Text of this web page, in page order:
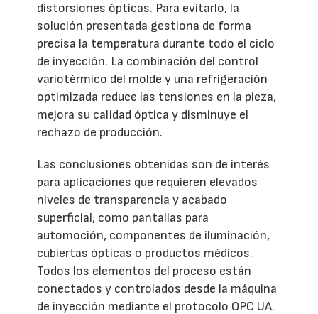
distorsiones ópticas. Para evitarlo, la
solución presentada gestiona de forma
precisa la temperatura durante todo el ciclo
de inyección. La combinación del control
variotérmico del molde y una refrigeración
optimizada reduce las tensiones en la pieza,
mejora su calidad óptica y disminuye el
rechazo de producción.
Las conclusiones obtenidas son de interés
para aplicaciones que requieren elevados
niveles de transparencia y acabado
superficial, como pantallas para
automoción, componentes de iluminación,
cubiertas ópticas o productos médicos.
Todos los elementos del proceso están
conectados y controlados desde la máquina
de inyección mediante el protocolo OPC UA.